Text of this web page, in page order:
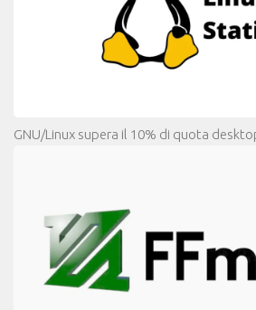
GNU/Linux supera il 10% di quota